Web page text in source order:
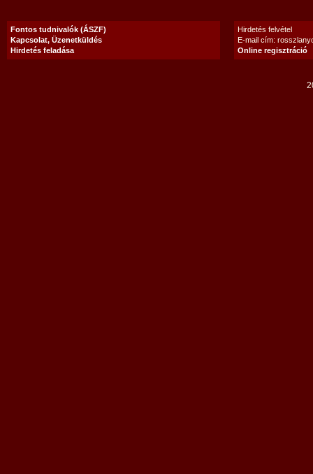
Fontos tudnivalók (ÁSZF)
Kapcsolat, Üzenetküldés
Hirdetés feladása
Hirdetés felvétel
E-mail cím:
Online regisztráció